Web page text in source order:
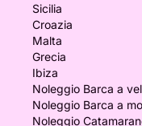
Sicilia
Croazia
Malta
Grecia
Ibiza
Noleggio Barca a
Noleggio Barca a
Noleggio